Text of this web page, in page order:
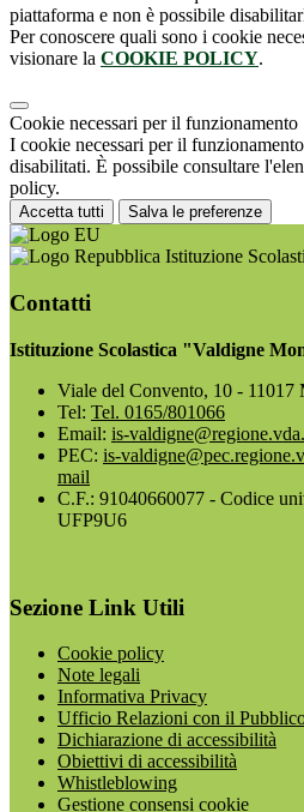
piattaforma e non è possibile
Per conoscere quali sono i cookie
visionare la COOKIE POLICY.
Cookie necessari per il funzionamento
I cookie necessari per il
disabilitati. È possibile consultare
policy.
Accetta tutti Salva le preferenze
Istituzione
Contatti
Istituzione Scolastica "Valdigne
Viale del Convento, 10 -
Tel: Tel. 0165/801066
Email: is-
PEC: is-
mail
C.F.: 91040660077 - Codice
UFP9U6
Sezione Link Utili
Cookie policy
Note legali
Informativa Privacy
Ufficio Relazioni con il
Dichiarazione di accessibilità
Obiettivi di accessibilità
Whistleblowing
Gestione consensi cookie